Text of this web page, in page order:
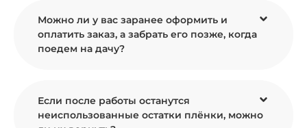
Сетка.Ру»
Полиэтиленовая плёнка — это популярный
действительно надёжный продукт, способный
выполнять требуемые функции, сопротивляясь
Можно ли у вас заранее оформить и
оплатить заказ, а забрать его позже, когда
поедем на дачу?
Если после работы останутся
неиспользованные остатки плёнки, можно